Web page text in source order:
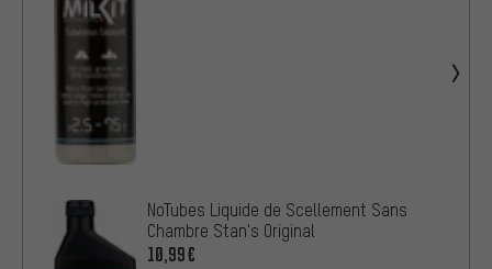
NoTubes Liquide de Scellement Sans
Chambre Stan's Original
10,99€